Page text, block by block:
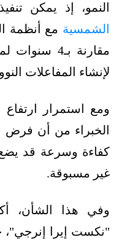
النمو، إذ يمكن
الشمسية مع أنظمة
مقارنة بـ4
لإنشاء المفاعلات
الخبراء من أن فرض
كفاءة وسرعة قد يضع
غير مسبوقة.
وفي هذا الشأن،
"نكست إيرا إنرجي"،